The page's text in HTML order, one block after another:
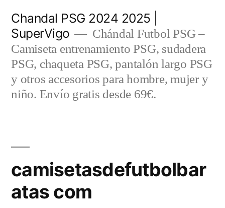
contenido
Chandal PSG 2024 2025 |
SuperVigo
Chándal Futbol PSG –
Camiseta entrenamiento PSG, sudadera
PSG, chaqueta PSG, pantalón largo PSG
y otros accesorios para hombre, mujer y
niño. Envío gratis desde 69€.
camisetasdefutbolbar
atas com